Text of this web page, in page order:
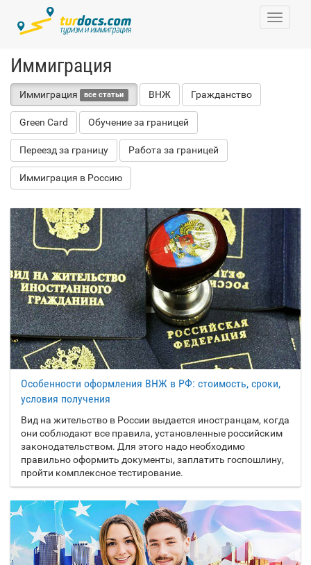
Toggle
Иммиграция
Иммиграция все статьи ВНЖ Гражданство
Green Card Обучение за границей
Переезд за границу Работа за границей
Иммиграция в Россию
Особенности оформления ВНЖ в РФ: стоимость, сроки,
условия получения
Вид на жительство в России выдается иностранцам, когда
они соблюдают все правила, установленные российским
законодательством. Для этого надо необходимо
правильно оформить документы, заплатить госпошлину,
пройти комплексное тестирование.